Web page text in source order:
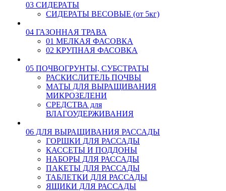
03 СИДЕРАТЫ
СИДЕРАТЫ ВЕСОВЫЕ (от 5кг)
04 ГАЗОННАЯ ТРАВА
01 МЕЛКАЯ ФАСОВКА
02 КРУПНАЯ ФАСОВКА
05 ПОЧВОГРУНТЫ, СУБСТРАТЫ
РАСКИСЛИТЕЛЬ ПОЧВЫ
МАТЫ ДЛЯ ВЫРАЩИВАНИЯ
МИКРОЗЕЛЕНИ
СРЕДСТВА для
ВЛАГОУДЕРЖИВАНИЯ
06 ДЛЯ ВЫРАЩИВАНИЯ РАССАДЫ
ГОРШКИ ДЛЯ РАССАДЫ
КАССЕТЫ И ПОДДОНЫ
НАБОРЫ ДЛЯ РАССАДЫ
ПАКЕТЫ ДЛЯ РАССАДЫ
ТАБЛЕТКИ ДЛЯ РАССАДЫ
ЯЩИКИ ДЛЯ РАССАДЫ